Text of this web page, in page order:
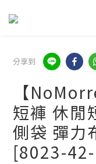
分享到
【
短褲 休閒
側袋 彈力
[8023-